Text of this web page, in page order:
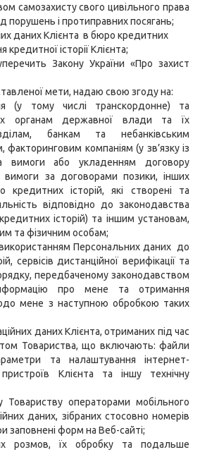
самозахисту свого цивільного права
порушень і протиправних посягань;
даних Клієнта в бюро кредитних
історії Клієнта;
Закону України «Про захист
мети, надаю свою згоду на:
(у тому числі транскордонне) та
органам державної влади та їх
банкам та небанківським
факторинговим компаніям (у зв’язку із
вимоги або укладенням договору
вимоги за договорами позики, інших
кредитних історій, які створені та
відповідно до законодавства
історій) та іншим установам,
та фізичним особам;
використанням Персональних даних до
сервісів дистанційної верифікації та
передбаченому законодавством
про мене та отримання
мене з наступною обробкою таких
даних Клієнта, отриманих під час
Товариства, що включають: файли
та налаштування інтернет-
пристроїв Клієнта та іншу технічну
Товариству операторами мобільного
даних, зібраних стосовно номерів
заповнені форм на Веб-сайті;
розмов, їх обробку та подальше